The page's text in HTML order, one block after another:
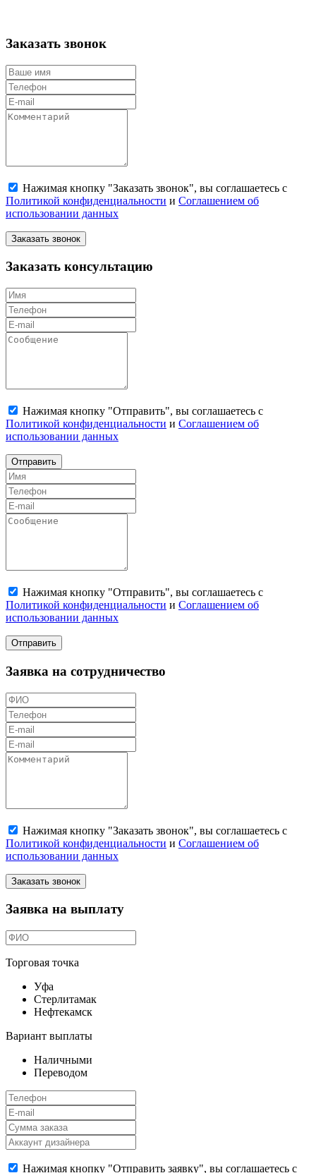
Заказать звонок
Нажимая кнопку "Заказать звонок", вы соглашаетесь с
Политикой конфиденциальности и Соглашением об
использовании данных
Заказать звонок
Заказать консультацию
Нажимая кнопку "Отправить", вы соглашаетесь с
Политикой конфиденциальности и Соглашением об
использовании данных
Отправить
Нажимая кнопку "Отправить", вы соглашаетесь с
Политикой конфиденциальности и Соглашением об
использовании данных
Отправить
Заявка на сотрудничество
Нажимая кнопку "Заказать звонок", вы соглашаетесь с
Политикой конфиденциальности и Соглашением об
использовании данных
Заказать звонок
Заявка на выплату
Торговая точка
Уфа
Стерлитамак
Нефтекамск
Вариант выплаты
Наличными
Переводом
Нажимая кнопку "Отправить заявку", вы соглашаетесь с